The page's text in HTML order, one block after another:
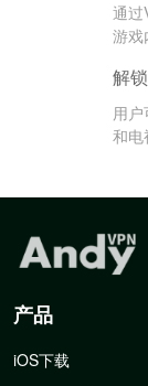
通过
游戏
解
用
和电
产品
iOS下载